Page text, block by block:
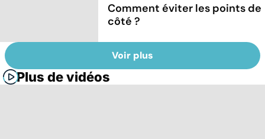
Comment éviter les points de
côté ?
Voir plus
Plus de vidéos